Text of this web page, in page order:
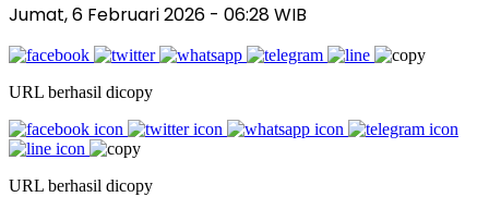
Jumat, 6 Februari 2026 - 06:28 WIB
URL berhasil dicopy
URL berhasil dicopy